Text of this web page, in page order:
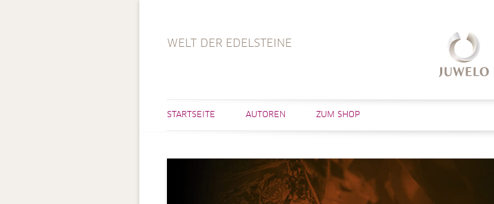
WELT DER EDELSTEINE
STARTSEITE AUTOREN ZUM SHOP